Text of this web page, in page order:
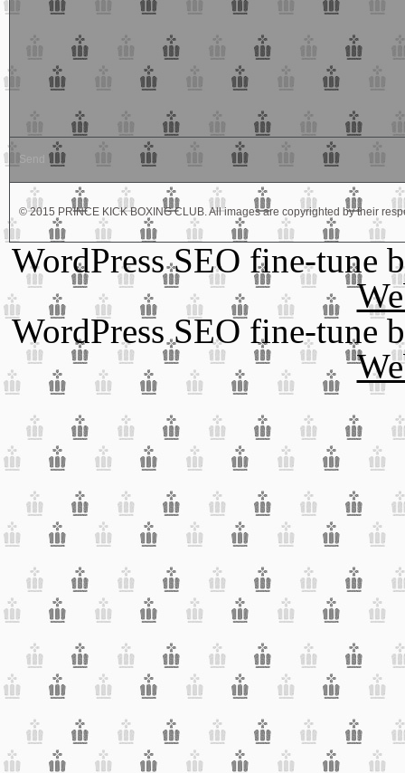
© 2015 PRINCE KICK BOXING CLUB. All images are copyrighted by their
WordPress SEO fine-tune
WordPress SEO fine-tune